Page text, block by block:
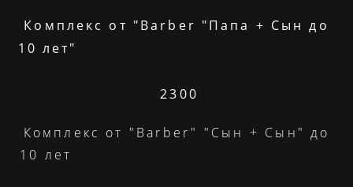
Комплекс от "Barber "Папа + Сын до
10 лет"
2300
Комплекс от "Barber" "Сын + Сын" до
10 лет